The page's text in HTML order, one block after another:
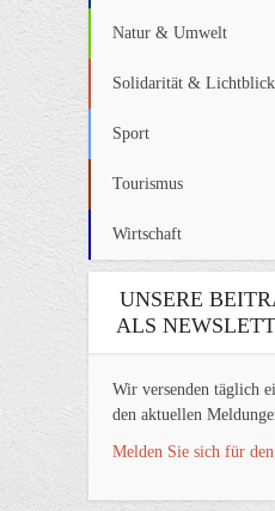
Natur & Umwelt
Solidarität &
Sport
Tourismus
Wirtschaft
UNSERE
ALS
Wir versenden täglich
den aktuellen
Melden Sie sich für